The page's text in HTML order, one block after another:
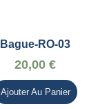
Bague-RO-03
20,00 €
Ajouter Au Panier